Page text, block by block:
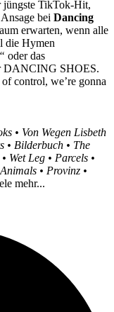
jüngste TikTok-Hit,
bei Dancing
erwarten, wenn alle
die Hymen
oder das
DANCING SHOES.
control, we’re gonna
• Von Wegen Lisbeth
• Bilderbuch • The
Wet Leg • Parcels •
• Provinz •
mehr...